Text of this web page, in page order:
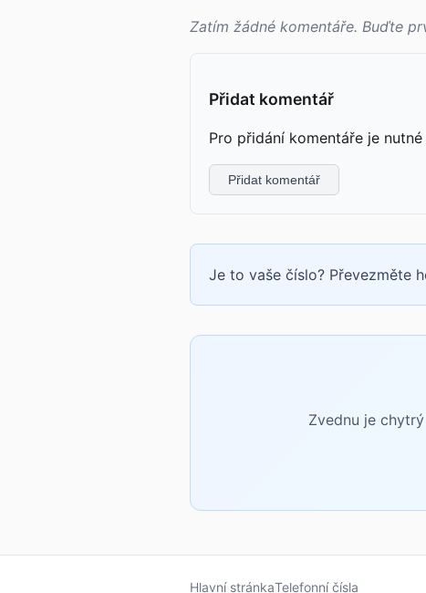
Zatím žádné komentáře. Buďte
Přidat komentář
Pro přidání komentáře je
Přidat komentář
Je to vaše číslo? Převezměte
Zvednu je
Hlavní stránkaTelefonní čísla